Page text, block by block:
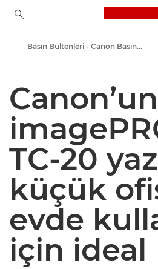
Basın Merkezi
Basın Bültenleri - Canon Basın Merkezi
Canon’un
TC-20
küçük
evde
için ideal